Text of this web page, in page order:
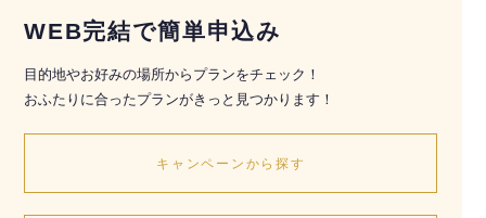
WEB完結で簡単申込み
目的地やお好みの場所からプランをチェック！
おふたりに合ったプランがきっと見つかります！
キャンペーンから探す